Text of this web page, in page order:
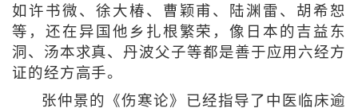
如许书微、徐大椿、曹颖甫、陆渊雷、胡希恕
等，还在异国他乡扎根繁荣，像日本的吉益东
洞、汤本求真、丹波父子等都是善于应用六经方
证的经方高手。
张仲景的《伤寒论》已经指导了中医临床逾